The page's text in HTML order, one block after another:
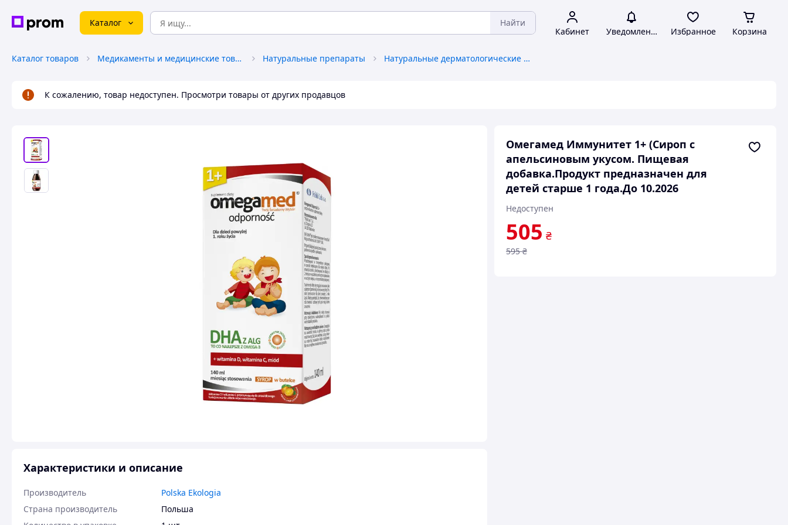
Каталог Найти
Кабинет Уведомления Избранное Корзина
Каталог товаров Медикаменты и медицинские товары Натуральные препараты Натуральные дерматологические средства
К сожалению, товар недоступен. Просмотри товары от других продавцов
Омегамед Иммунитет 1+ (Сироп с
апельсиновым укусом. Пищевая
добавка.Продукт предназначен для
детей старше 1 года.До 10.2026
Недоступен
505 ₴
595 ₴
Характеристики и описание
Производитель
Polska Ekologia
Страна производитель
Польша